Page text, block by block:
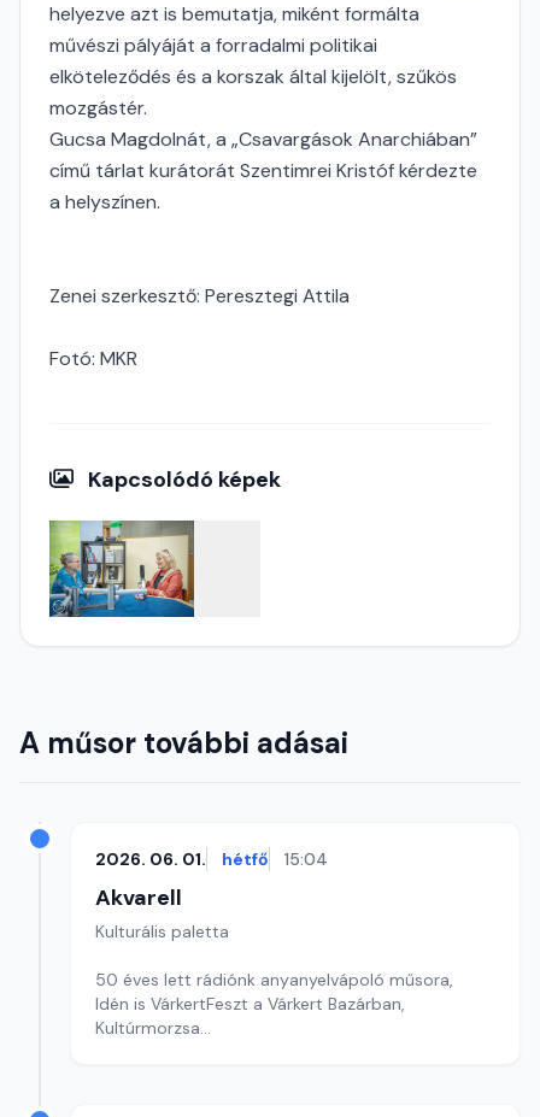
helyezve azt is bemutatja, miként formálta
művészi pályáját a forradalmi politikai
elköteleződés és a korszak által kijelölt, szűkös
mozgástér.
Gucsa Magdolnát, a „Csavargások Anarchiában”
című tárlat kurátorát Szentimrei Kristóf kérdezte
a helyszínen.
Zenei szerkesztő: Peresztegi Attila
Fotó: MKR
Kapcsolódó képek
A műsor további adásai
2026. 06. 01. hétfő 15:04
Akvarell
Kulturális paletta
50 éves lett rádiónk anyanyelvápoló műsora,
Idén is VárkertFeszt a Várkert Bazárban,
Kultúrmorzsa